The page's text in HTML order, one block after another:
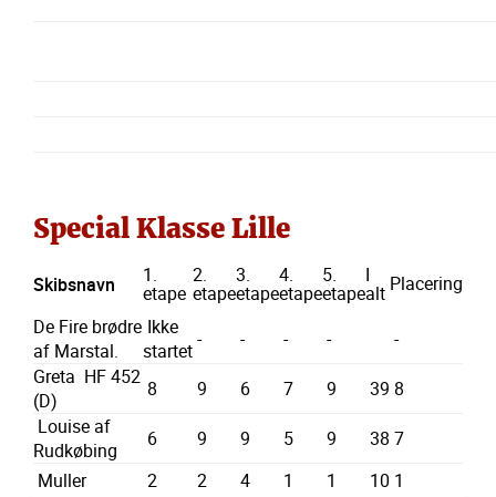
Special Klasse Lille
Skibsnavn 1.
etape
2.
etape
3.
etape
4.
etape
5.
etape
I
alt Placering
De Fire brødre
af Marstal.
Ikke
startet- - - -
-
Greta HF 452
(D)
8 9 6 7 9 39 8
Louise af
Rudkøbing
6 9 9 5 9 38 7
Muller
2 2 4 1 1 10 1